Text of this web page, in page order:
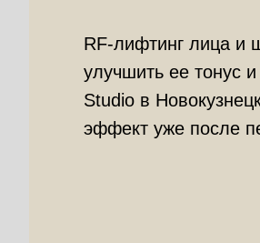
RF-лифтинг лица и
улучшить ее тонус
Studio в
эффект уже после